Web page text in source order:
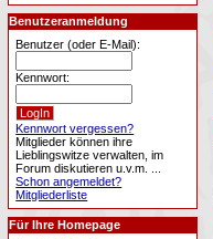
Benutzeranmeldung
Benutzer (oder E-Mail):
Kennwort:
Kennwort vergessen?
Mitglieder können ihre
Lieblingswitze verwalten, im
Forum diskutieren u.v.m. ...
Schon angemeldet?
Mitgliederliste
Für Ihre Homepage